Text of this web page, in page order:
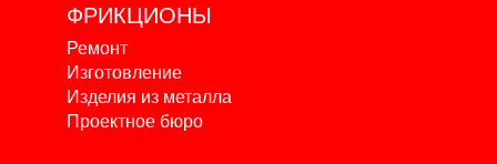
ФРИКЦИОНЫ
Ремонт
Изготовление
Изделия из металла
Проектное бюро